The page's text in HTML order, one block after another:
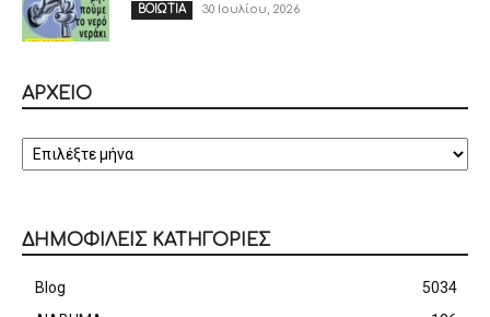
ΒΟΙΩΤΙΑ 30 Ιουλίου, 2026
ΑΡΧΕΙΟ
ΔΗΜΟΦΙΛΕΙΣ ΚΑΤΗΓΟΡΙΕΣ
Blog
5034